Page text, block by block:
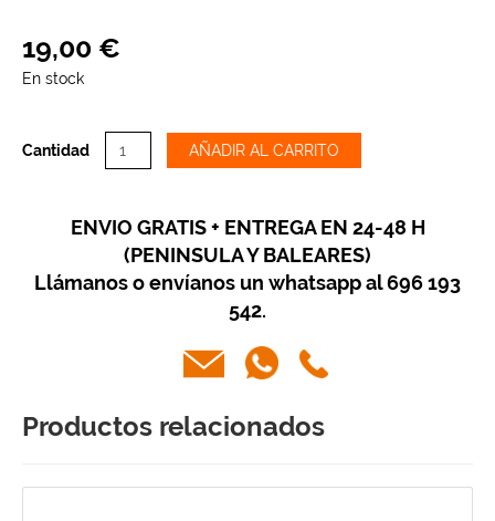
19,00 €
En stock
Cantidad AÑADIR AL CARRITO
ENVIO GRATIS + ENTREGA EN 24-48 H
(PENINSULA Y BALEARES)
Llámanos o envíanos un whatsapp al 696 193
542.
Productos relacionados